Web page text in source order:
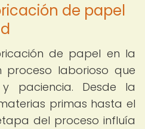
de papel
de papel en la
laborioso que
paciencia. Desde la
primas hasta el
del proceso influía